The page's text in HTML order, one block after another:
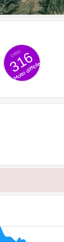
GRSIC
316
Molto difficile